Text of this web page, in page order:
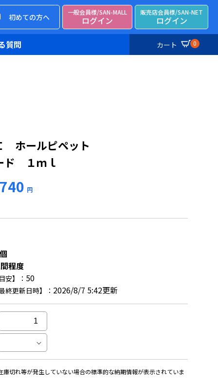
初めての方へ
一般会員様/SAN-MALL
ログイン
販売店会員様/SAN-NET
ログイン
カート 0
質問
ホールピペット
ド １ｍｌ
円
程度
安】： 50
終更新日時】： 2026/8/7 5:42更新
切れ等が発生していない場合の標準的な納期情報が表示されていま